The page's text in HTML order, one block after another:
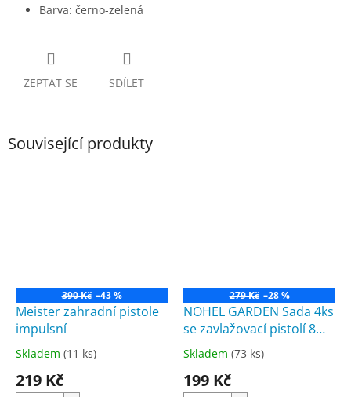
Barva: černo-zelená
ZEPTAT SE SDÍLET
Související produkty
390 Kč –43 %
Meister zahradní pistole
impulsní
Průměrné
produktu
Skladem (11 ks)
219 Kč
279 Kč –28 %
NOHEL GARDEN Sada 4ks
se zavlažovací pistolí 8
polohová
Průměrné
produktu
Skladem (73 ks)
199 Kč